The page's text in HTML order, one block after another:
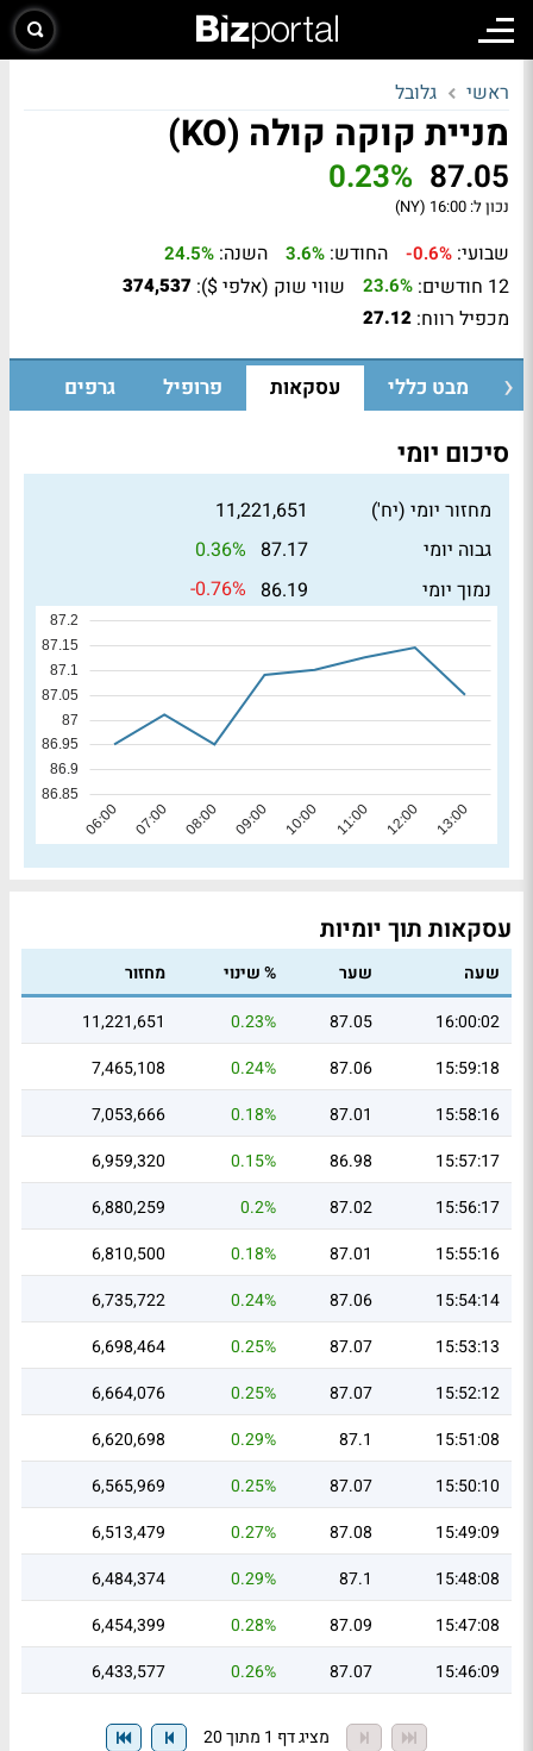
ראשי גלובל
מניית קוקה קולה (KO)
87.05
0.23%
נכון ל: 16:00 (NY)
שבועי: -0.6% החודש: 3.6% השנה: 24.5%
12 חודשים: 23.6% שווי שוק (אלפי $): 374,537
מכפיל רווח: 27.12
מבט כללי עסקאות פרופיל גרפים
סיכום יומי
מחזור יומי (יח')
11,221,651
גבוה יומי
87.17
0.36%
נמוך יומי
86.19
-0.76%
עסקאות תוך יומיות
שעה שער % שינוי
מחזור
16:00:02
87.05
0.23%
11,221,651
15:59:18
87.06
0.24%
7,465,108
15:58:16
87.01
0.18%
7,053,666
15:57:17
86.98
0.15%
6,959,320
15:56:17
87.02
0.2%
6,880,259
15:55:16
87.01
0.18%
6,810,500
15:54:14
87.06
0.24%
6,735,722
15:53:13
87.07
0.25%
6,698,464
15:52:12
87.07
0.25%
6,664,076
15:51:08
87.1
0.29%
6,620,698
15:50:10
87.07
0.25%
6,565,969
15:49:09
87.08
0.27%
6,513,479
15:48:08
87.1
0.29%
6,484,374
15:47:08
87.09
0.28%
6,454,399
15:46:09
87.07
0.26%
6,433,577
מציג דף 1 מתוך 20